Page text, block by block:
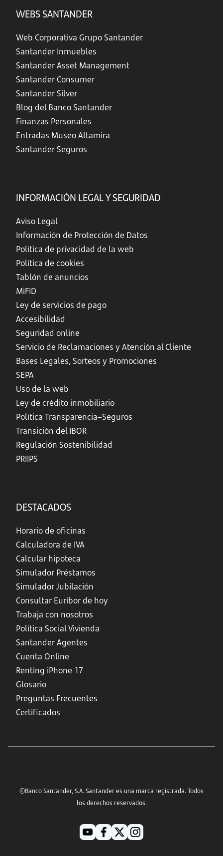
WEBS SANTANDER
Web Corporativa Grupo Santander
Santander Inmuebles
Santander Asset Management
Santander Consumer
Santander Silver
Blog del Banco Santander
Finanzas Personales
Entradas Museo Altamira
Santander Seguros
INFORMACIÓN LEGAL Y SEGURIDAD
Aviso Legal
Información de Protección de Datos
Política de privacidad de la web
Política de cookies
Tablón de anuncios
MiFID
Ley de servicios de pago
Accesibilidad
Seguridad online
Servicio de Reclamaciones y Atención al Cliente
Bases Legales, Sorteos y Promociones
SEPA
Uso de la web
Ley de crédito inmobiliario
Política Transparencia–Seguros
Transición del IBOR
Regulación Sostenibilidad
PRIIPS
DESTACADOS
Horario de oficinas
Calculadora de IVA
Calcular hipoteca
Simulador Préstamos
Simulador Jubilación
Consultar Euríbor de hoy
Trabaja con nosotros
Política Social Vivienda
Santander Agentes
Cuenta Online
Renting iPhone 17
Glosario
Preguntas Frecuentes
Certificados
©Banco Santander, S.A. Santander es una marca registrada. Todos
los derechos reservados.